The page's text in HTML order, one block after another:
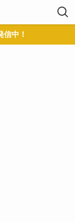
中！